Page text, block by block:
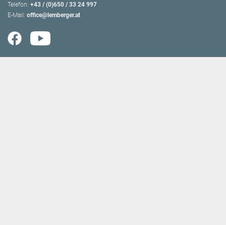
Telefon: +43 / (0)650 / 33 24 997
E-Mail: office@lemberger.at